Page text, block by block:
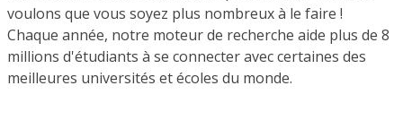
voulons que vous soyez plus nombreux à le faire !
Chaque année, notre moteur de recherche aide plus de 8
millions d'étudiants à se connecter avec certaines des
meilleures universités et écoles du monde.